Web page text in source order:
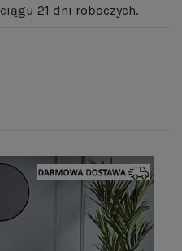
ciągu 21 dni roboczych.